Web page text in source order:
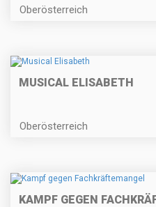
Oberösterreich
MUSICAL ELISABETH
Oberösterreich
KAMPF GEGEN